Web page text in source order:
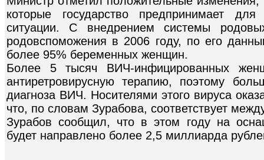
которые государство предпринимает для
ситуации. С внедрением системы
родовспоможения в 2006 году, по его
более 95% беременных женщин.
Более 5 тысяч ВИЧ-инфицированных
антиретровирусную терапию, поэтому
диагноза ВИЧ. Носителями этого вируса
что, по словам Зурабова, соответствует
Зурабов сообщил, что в этом году на
будет направлено более 2,5 миллиарда